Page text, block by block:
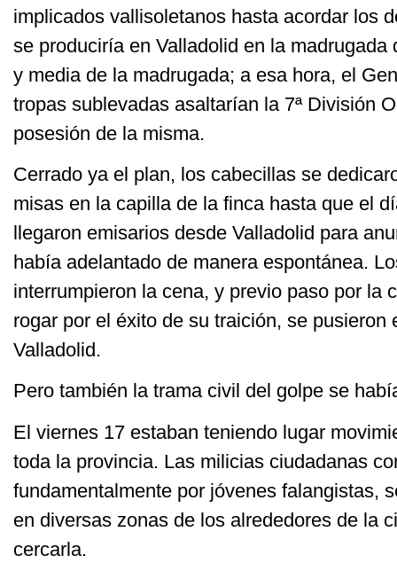
implicados vallisoletanos hasta acordar los
se produciría en Valladolid en la madrugada
y media de la madrugada; a esa hora, el
tropas sublevadas asaltarían la 7ª División
posesión de la misma.
Cerrado ya el plan, los cabecillas se
misas en la capilla de la finca hasta que el
llegaron emisarios desde Valladolid para
había adelantado de manera espontánea.
interrumpieron la cena, y previo paso por la
rogar por el éxito de su traición, se pusieron
Valladolid.
Pero también la trama civil del golpe se
El viernes 17 estaban teniendo lugar
toda la provincia. Las milicias ciudadanas
fundamentalmente por jóvenes falangistas,
en diversas zonas de los alrededores de la
cercarla.